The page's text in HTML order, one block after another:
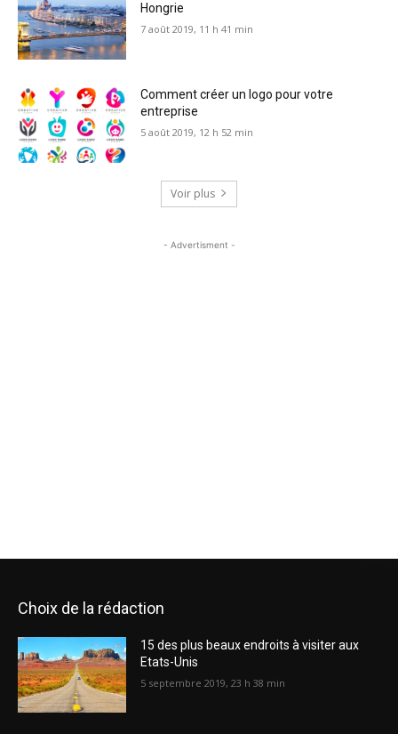
Hongrie
7 août 2019, 11 h 41 min
Comment créer un logo pour votre
entreprise
5 août 2019, 12 h 52 min
Voir plus
- Advertisment -
Choix de la rédaction
15 des plus beaux endroits à visiter aux
Etats-Unis
5 septembre 2019, 23 h 38 min